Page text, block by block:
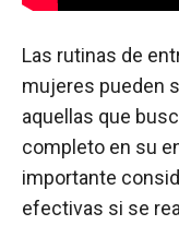
Las rutinas de
mujeres pueden
aquellas que
completo en su
importante
efectivas si se